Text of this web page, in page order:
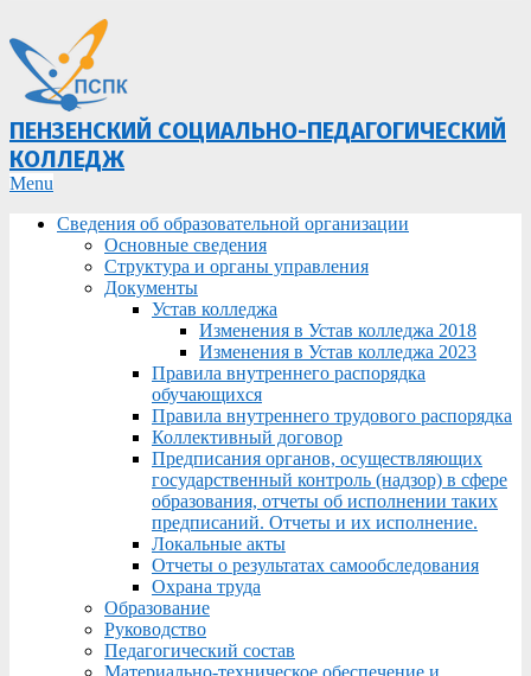
ПЕНЗЕНСКИЙ СОЦИАЛЬНО-ПЕДАГОГИЧЕСКИЙ
КОЛЛЕДЖ
Primary
Menu
Menu
Сведения об образовательной организации
Основные сведения
Структура и органы управления
Документы
Устав колледжа
Изменения в Устав колледжа 2018
Изменения в Устав колледжа 2023
Правила внутреннего распорядка
обучающихся
Правила внутреннего трудового распорядка
Коллективный договор
Предписания органов, осуществляющих
государственный контроль (надзор) в сфере
образования, отчеты об исполнении таких
предписаний. Отчеты и их исполнение.
Локальные акты
Отчеты о результатах самообследования
Охрана труда
Образование
Руководство
Педагогический состав
Материально-техническое обеспечение и